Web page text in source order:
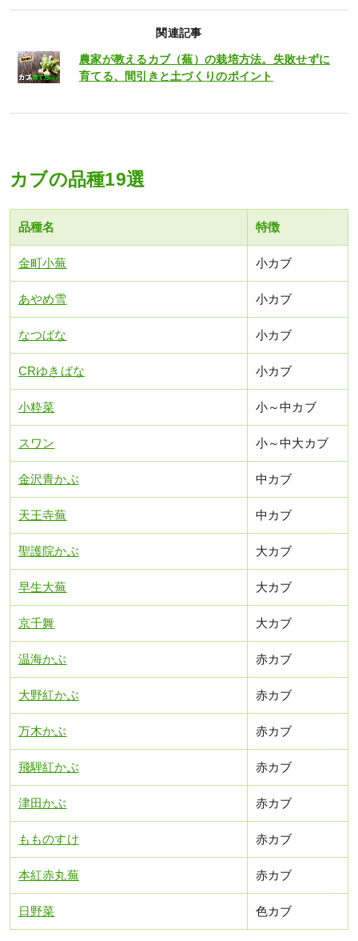
関連記事
農家が教えるカブ（蕪）の栽培方法。失敗せずに
育てる、間引きと土づくりのポイント
カブの品種19選
品種名 特徴
金町小蕪 小カブ
あやめ雪 小カブ
なつばな 小カブ
CRゆきばな 小カブ
小粋菜 小～中カブ
スワン 小～中大カブ
金沢青かぶ 中カブ
天王寺蕪 中カブ
聖護院かぶ 大カブ
早生大蕪 大カブ
京千舞 大カブ
温海かぶ 赤カブ
大野紅かぶ 赤カブ
万木かぶ 赤カブ
飛騨紅かぶ 赤カブ
津田かぶ 赤カブ
もものすけ 赤カブ
本紅赤丸蕪 赤カブ
日野菜 色カブ